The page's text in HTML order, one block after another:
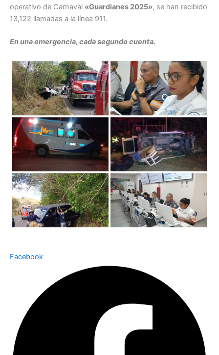
operativo de Carnaval «Guardianes 2025», se han recibido
13,122 llamadas a la línea 911.
En una emergencia, cada segundo cuenta.
Facebook